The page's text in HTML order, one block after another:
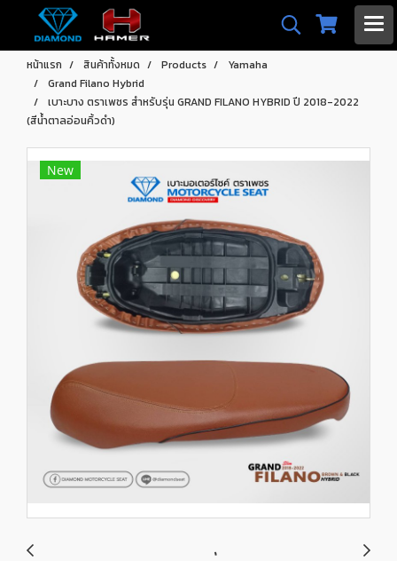
หน้าแรก สินค้าทั้งหมด Products
Yamaha
Grand Filano Hybrid
เบาะบาง ตราเพชร สำหรับรุ่น GRAND FILANO HYBRID ปี 2018-2022
(สีน้ำตาลอ่อนคิ้วดำ)
New